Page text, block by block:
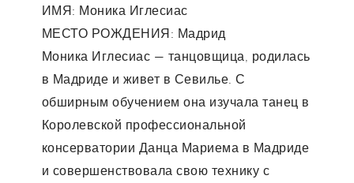
ИМЯ: Моника Иглесиас
МЕСТО РОЖДЕНИЯ: Мадрид
Моника Иглесиас — танцовщица, родилась
в Мадриде и живет в Севилье. С
обширным обучением она изучала танец в
Королевской профессиональной
консерватории Данца Мариема в Мадриде
и совершенствовала свою технику с